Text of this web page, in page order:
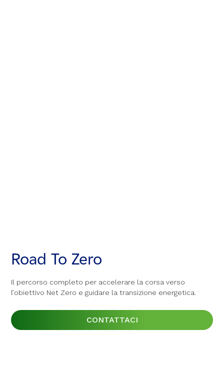
Road To Zero
Il percorso completo per accelerare la corsa verso
l’obiettivo Net Zero e guidare la transizione energetica.
CONTATTACI
Road To Zero
Il percorso completo per accelerare la corsa verso
l’obiettivo Net Zero e guidare la transizione energetica.
CONTATTACI
Road To Zero
Il percorso completo per accelerare la corsa verso
l’obiettivo Net Zero e guidare la transizione energetica.
CONTATTACI